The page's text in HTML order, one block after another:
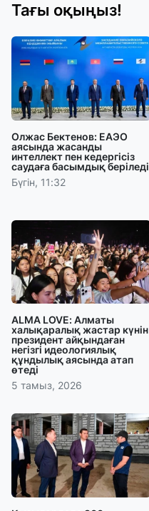
Тағы оқыңыз!
Олжас Бектенов: ЕАЭО
аясында жасанды
интеллект пен кедергісіз
саудаға басымдық беріледі
Бүгін, 11:32
ALMA LOVE: Алматы
халықаралық жастар күнін
президент айқындаған
негізгі идеологиялық
құндылық аясында атап
өтеді
5 тамыз, 2026